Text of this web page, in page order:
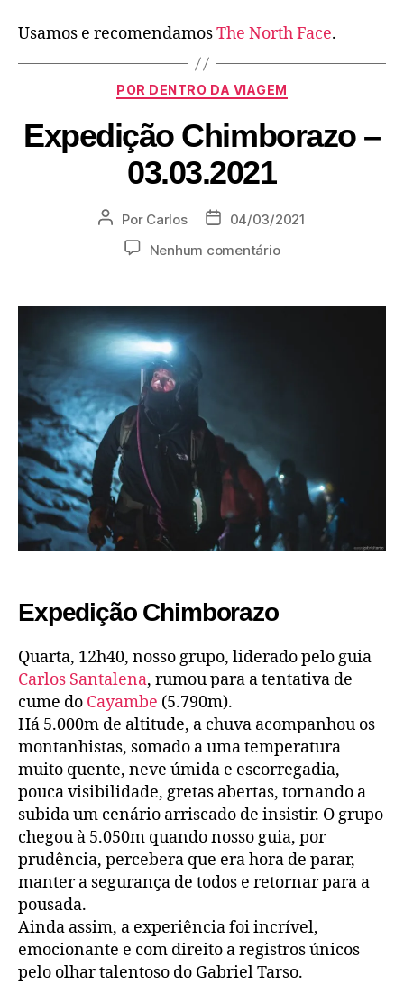
Usamos e recomendamosThe North Face.
POR DENTRO DA VIAGEM
Expedição Chimborazo –
03.03.2021
Por Carlos
04/03/2021
Nenhum comentário
Expedição Chimborazo
Quarta, 12h40, nosso grupo, liderado pelo guia
Carlos Santalena, rumou para a tentativa de
cume do Cayambe (5.790m).
Há 5.000m de altitude, a chuva acompanhou os
montanhistas, somado a uma temperatura
muito quente, neve úmida e escorregadia,
pouca visibilidade, gretas abertas, tornando a
subida um cenário arriscado de insistir. O grupo
chegou à 5.050m quando nosso guia, por
prudência, percebera que era hora de parar,
manter a segurança de todos e retornar para a
pousada.
Ainda assim, a experiência foi incrível,
emocionante e com direito a registros únicos
pelo olhar talentoso do Gabriel Tarso.